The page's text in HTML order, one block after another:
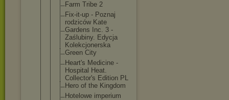
Farm Tribe 2
Fix-it-up - Poznaj
rodziców Kate
Gardens Inc. 3 -
Zaślubiny. Edycja
Kolekcjonerska
Green City
Heart's Medicine -
Hospital Heat.
Collector's Edition PL
Hero of the Kingdom
Hotelowe imperium